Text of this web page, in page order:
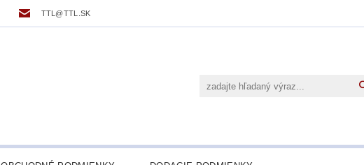
TTL@TTL.SK